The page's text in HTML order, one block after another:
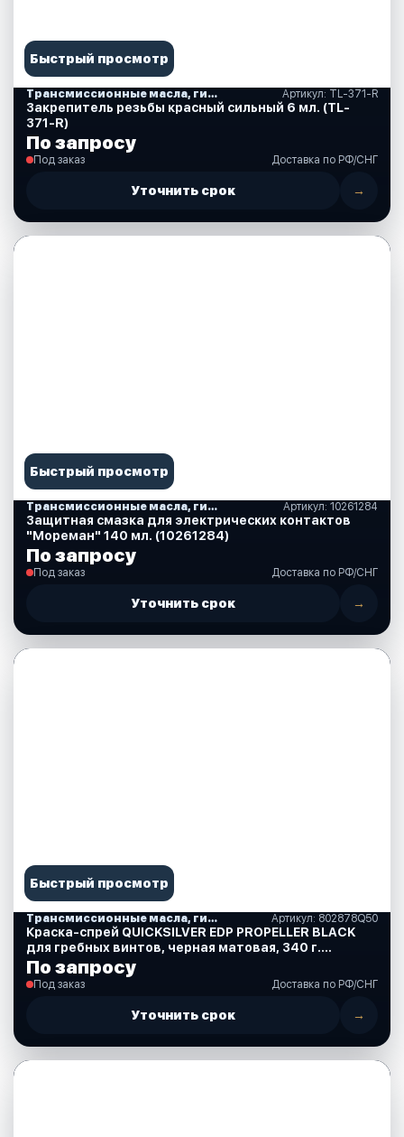
Быстрый просмотр
Трансмиссионные масла, гидравлические, смазки, спреи, краски, аксессуары Артикул: TL-371-R
Закрепитель резьбы красный сильный 6 мл. (TL-
371-R)
По запросу
Под заказ Доставка по РФ/СНГ
Уточнить срок →
Быстрый просмотр
Трансмиссионные масла, гидравлические, смазки, спреи, краски, аксессуары Артикул: 10261284
Защитная смазка для электрических контактов
"Мореман" 140 мл. (10261284)
По запросу
Под заказ Доставка по РФ/СНГ
Уточнить срок →
Быстрый просмотр
Трансмиссионные масла, гидравлические, смазки, спреи, краски, аксессуары Артикул: 802878Q50
Краска-спрей QUICKSILVER EDP PROPELLER BLACK
для гребных винтов, черная матовая, 340 г.
(802878Q50)
По запросу
Под заказ Доставка по РФ/СНГ
Уточнить срок →